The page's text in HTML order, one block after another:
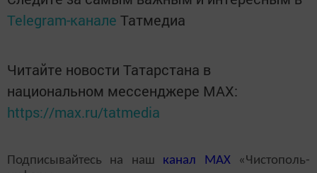
Telegram-канале Татмедиа
Читайте новости Татарстана в
национальном мессенджере MАХ:
https://max.ru/tatmedia
Подписывайтесь на наш канал MAX«Чистополь-